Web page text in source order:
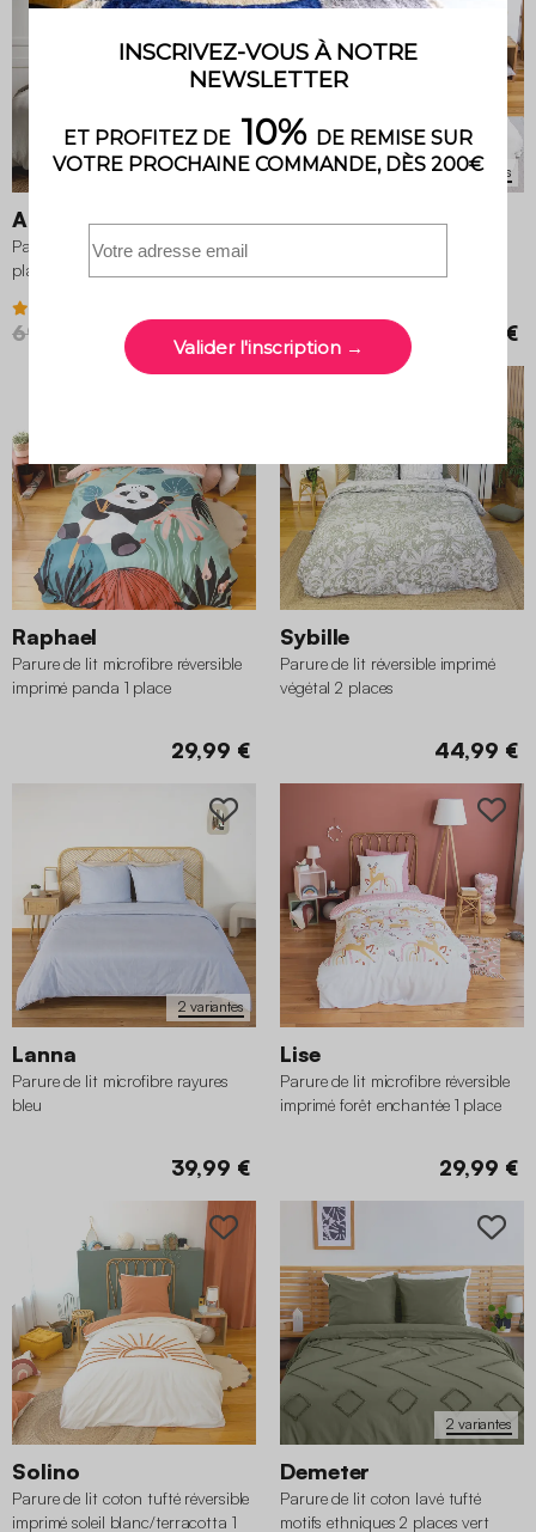
2 variantes
Alix
Parure de lit gaze de coton 2
places gris clair
69,99 €
2 variantes
Luna
34,99 €
Raphael
Parure de lit microfibre réversible
imprimé panda 1 place
29,99 €
Sybille
Parure de lit réversible imprimé
végétal 2 places
44,99 €
2 variantes
Lanna
Parure de lit microfibre rayures
bleu
39,99 €
Lise
Parure de lit microfibre réversible
imprimé forêt enchantée 1 place
29,99 €
Solino
Parure de lit coton tufté réversible
imprimé soleil blanc/terracotta 1
2 variantes
Demeter
Parure de lit coton lavé tufté
motifs ethniques 2 places vert